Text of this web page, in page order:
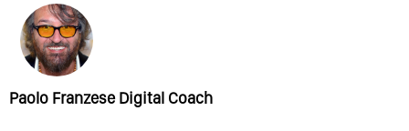
Paolo Franzese Digital Coach